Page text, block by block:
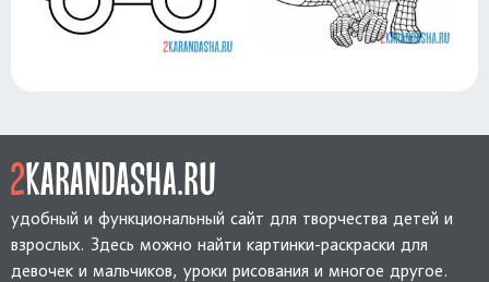
удобный и функциональный сайт для творчества детей и
взрослых. Здесь можно найти картинки-раскраски для
девочек и мальчиков, уроки рисования и многое другое.